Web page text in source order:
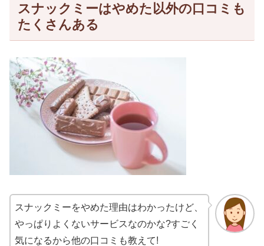
スナックミーはやめた以外の口コミも
たくさんある
スナックミーをやめた理由はわかったけど、
やっぱりよくないサービスなのかな?すごく
気になるから他の口コミも教えて!